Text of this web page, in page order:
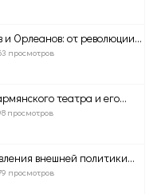
Орлеанов: от революции...
просмотров
театра и его...
просмотров
внешней политики...
просмотров